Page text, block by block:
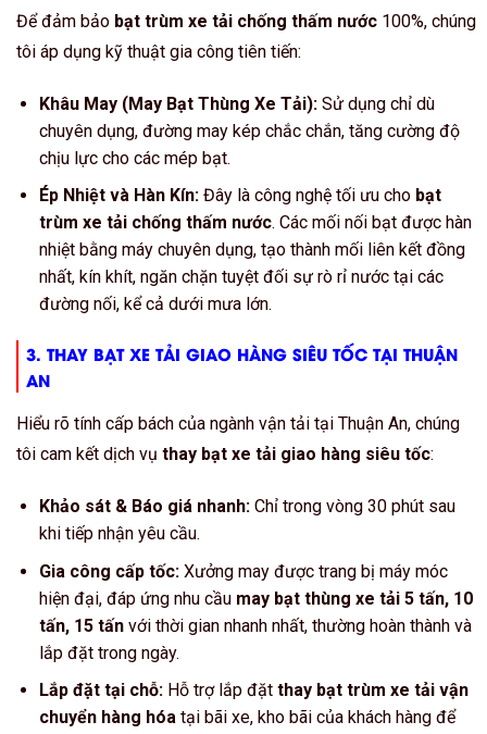
Để đảm bảo bạt trùm xe tải chống thấm nước 100%, chúng
tôi áp dụng kỹ thuật gia công tiên tiến:
Khâu May (May Bạt Thùng Xe Tải):Sử dụng chỉ dù
chuyên dụng, đường may kép chắc chắn, tăng cường độ
chịu lực cho các mép bạt.
Ép Nhiệt và Hàn Kín:Đây là công nghệ tối ưu cho bạt
trùm xe tải chống thấm nước. Các mối nối bạt được hàn
nhiệt bằng máy chuyên dụng, tạo thành mối liên kết đồng
nhất, kín khít, ngăn chặn tuyệt đối sự rò rỉ nước tại các
đường nối, kể cả dưới mưa lớn.
3. THAY BẠT XE TẢI GIAO HÀNG SIÊU TỐC TẠI THUẬN
AN
Hiểu rõ tính cấp bách của ngành vận tải tại Thuận An, chúng
tôi cam kết dịch vụ thay bạt xe tải giao hàng siêu tốc:
Khảo sát & Báo giá nhanh:Chỉ trong vòng 30 phút sau
khi tiếp nhận yêu cầu.
Gia công cấp tốc:Xưởng may được trang bị máy móc
hiện đại, đáp ứng nhu cầu may bạt thùng xe tải 5 tấn, 10
tấn, 15 tấnvới thời gian nhanh nhất, thường hoàn thành và
lắp đặt trong ngày.
Lắp đặt tại chỗ:Hỗ trợ lắp đặt thay bạt trùm xe tải vận
chuyển hàng hóatại bãi xe, kho bãi của khách hàng để